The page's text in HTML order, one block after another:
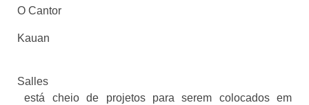
O Cantor
Kauan
Salles
está cheio de projetos para serem colocados em